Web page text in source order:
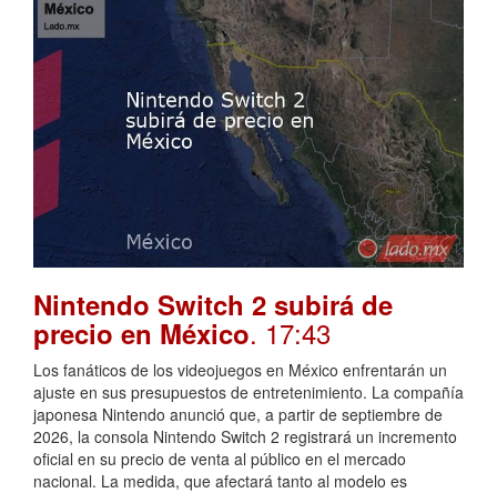
Nintendo Switch 2 subirá de
precio en México. 17:43
Los fanáticos de los videojuegos en México enfrentarán un
ajuste en sus presupuestos de entretenimiento. La compañía
japonesa Nintendo anunció que, a partir de septiembre de
2026, la consola Nintendo Switch 2 registrará un incremento
oficial en su precio de venta al público en el mercado
nacional. La medida, que afectará tanto al modelo es